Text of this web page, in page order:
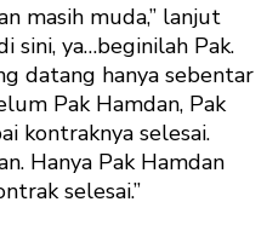
masih muda,” lanjut
sini, ya…beginilah Pak.
datang hanya sebentar
Pak Hamdan, Pak
kontraknya selesai.
Hanya Pak Hamdan
selesai.”